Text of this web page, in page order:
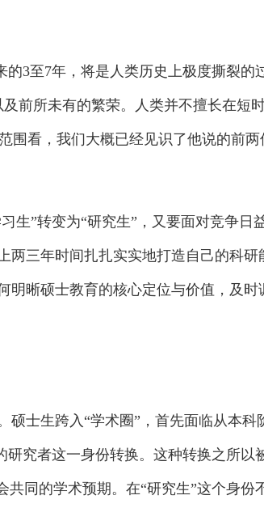
3至7年，将是人类历史上极度撕裂的
前所未有的繁荣。人类并不擅长在短
围看，我们大概已经见识了他说的前两
”转变为“研究生”，又要面对竞争日
两三年时间扎扎实实地打造自己的科研
明晰硕士教育的核心定位与价值，及时
士生跨入“学术圈”，首先面临从本科
研究者这一身份转换。这种转换之所以
同的学术预期。在“研究生”这个身份